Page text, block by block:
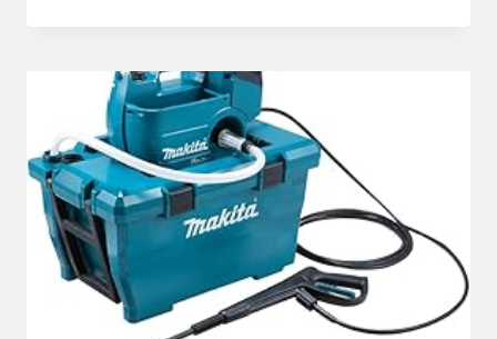
OUTDOOR-
SCHUTZHÜLLE
FÜR
ELEKTRISCHEN
HOCHDRUCKREINIGE…